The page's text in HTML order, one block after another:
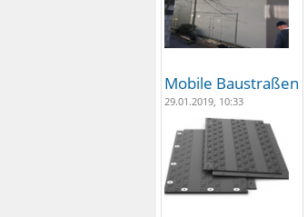
Mobile Baustraßen
29.01.2019, 10:33